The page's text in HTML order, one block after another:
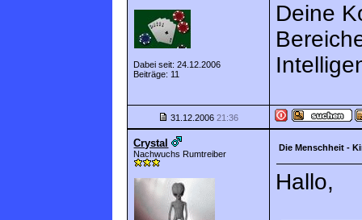
Dabei seit: 24.12.2006
Beiträge: 11
Deine
31.12.200621:36
Crystal
Nachwuchs Rumtreiber
Die Menschheit -
Hallo,